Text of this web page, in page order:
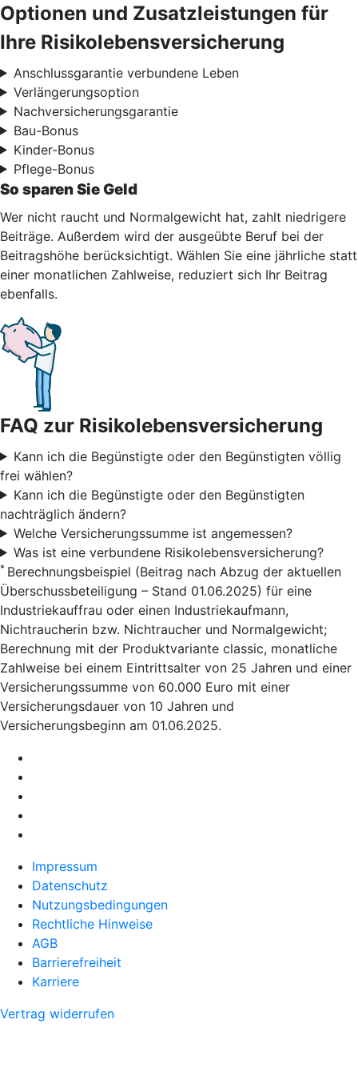
Optionen und Zusatzleistungen für
Ihre Risikolebensversicherung
Anschlussgarantie verbundene Leben
Verlängerungsoption
Nachversicherungsgarantie
Bau-Bonus
Kinder-Bonus
Pflege-Bonus
So sparen Sie Geld
Wer nicht raucht und Normalgewicht hat, zahlt niedrigere
Beiträge. Außerdem wird der ausgeübte Beruf bei der
Beitragshöhe berücksichtigt. Wählen Sie eine jährliche statt
einer monatlichen Zahlweise, reduziert sich Ihr Beitrag
ebenfalls.
FAQ zur Risikolebensversicherung
Kann ich die Begünstigte oder den Begünstigten völlig
frei wählen?
Kann ich die Begünstigte oder den Begünstigten
nachträglich ändern?
Welche Versicherungssumme ist angemessen?
Was ist eine verbundene Risikolebensversicherung?
* Berechnungsbeispiel (Beitrag nach Abzug der aktuellen
Überschussbeteiligung – Stand 01.06.2025) für eine
Industriekauffrau oder einen Industriekaufmann,
Nichtraucherin bzw. Nichtraucher und Normalgewicht;
Berechnung mit der Produktvariante classic, monatliche
Zahlweise bei einem Eintrittsalter von 25 Jahren und einer
Versicherungssumme von 60.000 Euro mit einer
Versicherungsdauer von 10 Jahren und
Versicherungsbeginn am 01.06.2025.
Impressum
Datenschutz
Nutzungsbedingungen
Rechtliche Hinweise
AGB
Barrierefreiheit
Karriere
Vertrag widerrufen